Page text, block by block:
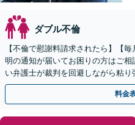
ダブル不倫
【不倫で慰謝料請求されたら】【
明の通知が届いてお困りの方はご
い弁護士が裁判を回避しながら粘
相談可(予約制)】【全国対応】
料金